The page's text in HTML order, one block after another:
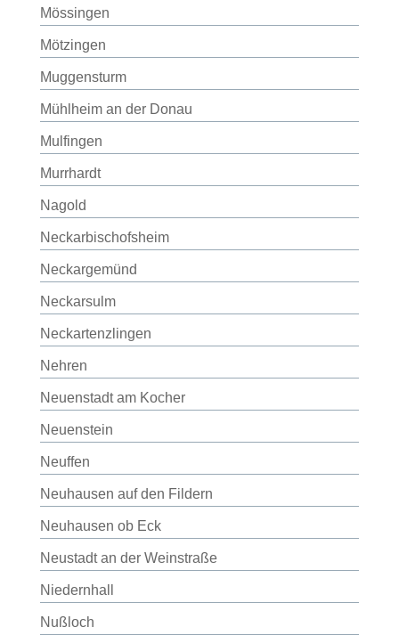
Mössingen
Mötzingen
Muggensturm
Mühlheim an der Donau
Mulfingen
Murrhardt
Nagold
Neckarbischofsheim
Neckargemünd
Neckarsulm
Neckartenzlingen
Nehren
Neuenstadt am Kocher
Neuenstein
Neuffen
Neuhausen auf den Fildern
Neuhausen ob Eck
Neustadt an der Weinstraße
Niedernhall
Nußloch